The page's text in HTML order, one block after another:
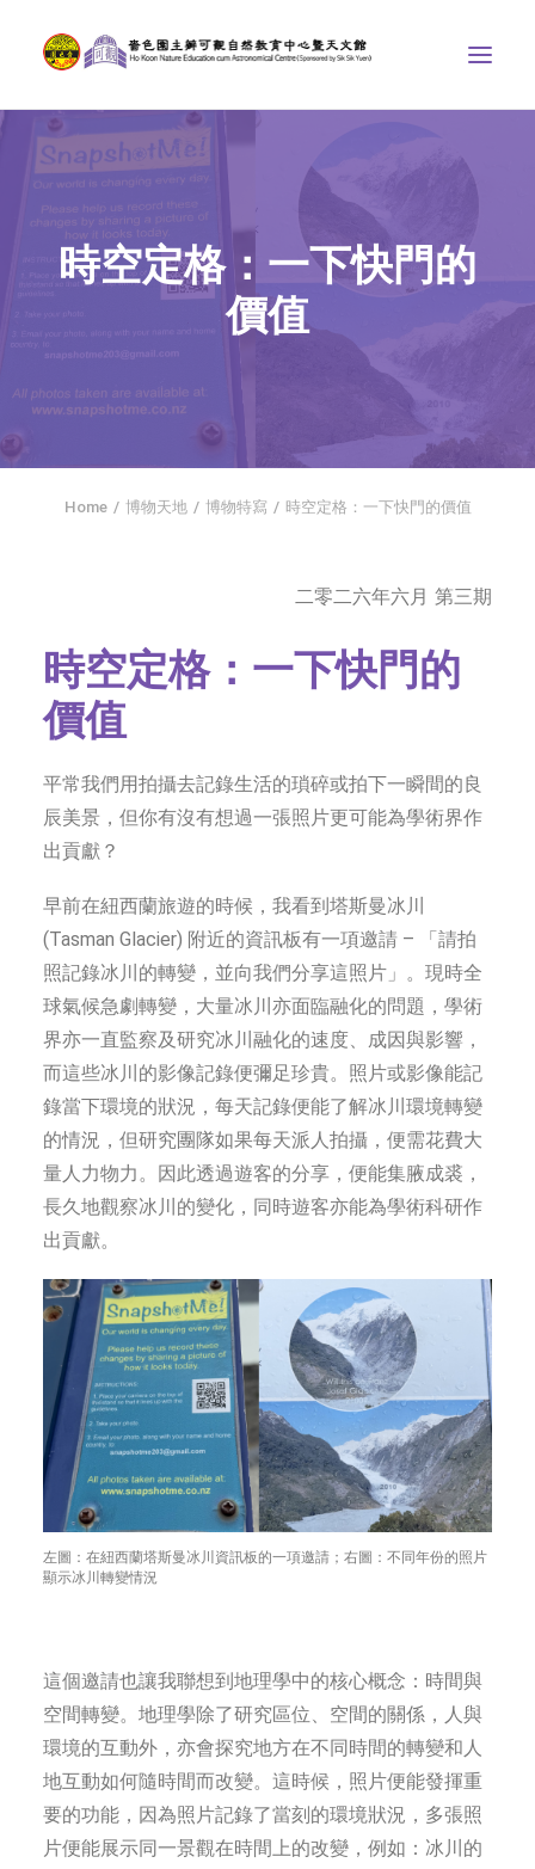
中心介紹
學界課程
天文館
比賽/專題計劃
聯絡我們
時空定格：一下快門的
價值
Home 博物天地 博物特寫 時空定格：一下快門的價值
二零二六年六月 第三期
時空定格：一下快門的
價值
平常我們用拍攝去記錄生活的瑣碎或拍下一瞬間的良
辰美景，但你有沒有想過一張照片更可能為學術界作
出貢獻？
早前在紐西蘭旅遊的時候，我看到塔斯曼冰川
(Tasman Glacier) 附近的資訊板有一項邀請 – 「請拍
照記錄冰川的轉變，並向我們分享這照片」。現時全
球氣候急劇轉變，大量冰川亦面臨融化的問題，學術
界亦一直監察及研究冰川融化的速度、成因與影響，
而這些冰川的影像記錄便彌足珍貴。照片或影像能記
錄當下環境的狀況，每天記錄便能了解冰川環境轉變
的情況，但研究團隊如果每天派人拍攝，便需花費大
量人力物力。因此透過遊客的分享，便能集腋成裘，
長久地觀察冰川的變化，同時遊客亦能為學術科研作
出貢獻。
左圖：在紐西蘭塔斯曼冰川資訊板的一項邀請；右圖：不同年份的照片
顯示冰川轉變情況
這個邀請也讓我聯想到地理學中的核心概念：時間與
空間轉變。地理學除了研究區位、空間的關係，人與
環境的互動外，亦會探究地方在不同時間的轉變和人
地互動如何隨時間而改變。這時候，照片便能發揮重
要的功能，因為照片記錄了當刻的環境狀況，多張照
片便能展示同一景觀在時間上的改變，例如：冰川的